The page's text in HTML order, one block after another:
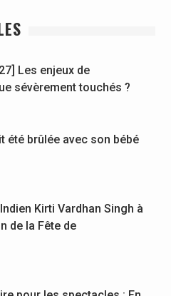
Les enjeux de
sévèrement touchés ?
été brûlée avec son bébé
Kirti Vardhan Singh à
de la Fête de